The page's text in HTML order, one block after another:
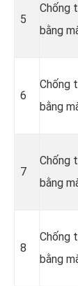
5
Chống
bằng
6
Chống
bằng
7
Chống
bằng
8
Chống
bằng